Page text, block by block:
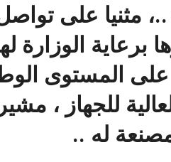
مثنيا على
الوزارة
المستوى
للجهاز ،
له ..